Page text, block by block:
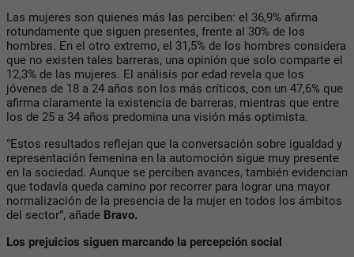
Las mujeres son quienes más las perciben: el 36,9% afirma
rotundamente que siguen presentes, frente al 30% de los
hombres. En el otro extremo, el 31,5% de los hombres considera
que no existen tales barreras, una opinión que solo comparte el
12,3% de las mujeres. El análisis por edad revela que los
jóvenes de 18 a 24 años son los más críticos, con un 47,6% que
afirma claramente la existencia de barreras, mientras que entre
los de 25 a 34 años predomina una visión más optimista.
“Estos resultados reflejan que la conversación sobre igualdad y
representación femenina en la automoción sigue muy presente
en la sociedad. Aunque se perciben avances, también evidencian
que todavía queda camino por recorrer para lograr una mayor
normalización de la presencia de la mujer en todos los ámbitos
del sector”, añade Bravo.
Los prejuicios siguen marcando la percepción social